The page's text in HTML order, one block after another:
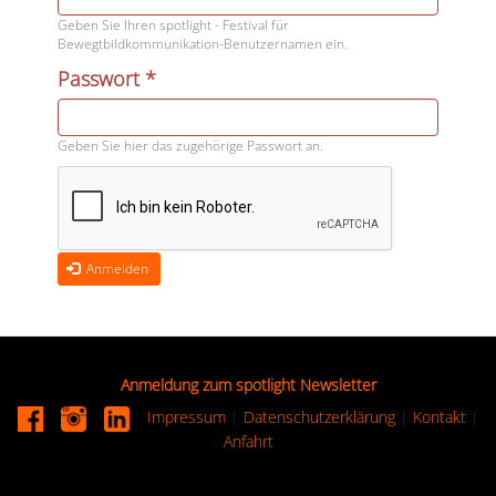
Geben Sie Ihren spotlight - Festival für
Bewegtbildkommunikation-Benutzernamen ein.
Passwort *
Geben Sie hier das zugehörige Passwort an.
Anmelden
Anmeldung zum spotlight Newsletter
Impressum| Datenschutzerklärung| Kontakt|
Anfahrt